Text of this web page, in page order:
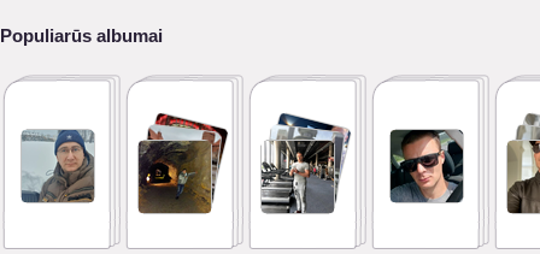
Populiarūs albumai